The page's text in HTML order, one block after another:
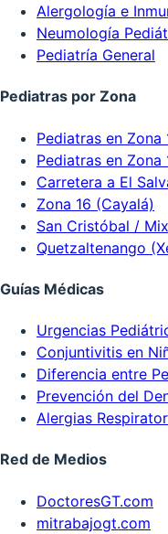
Alergología e
Neumología
Pediatría General
Pediatras por Zona
Pediatras en Zona
Pediatras en Zona
Carretera a El
Zona 16 (Cayalá)
San Cristóbal /
Quetzaltenango
Guías Médicas
Urgencias
Conjuntivitis en
Diferencia entre
Prevención del
Alergias
Red de Medios
DoctoresGT.com
mitrabajogt.com